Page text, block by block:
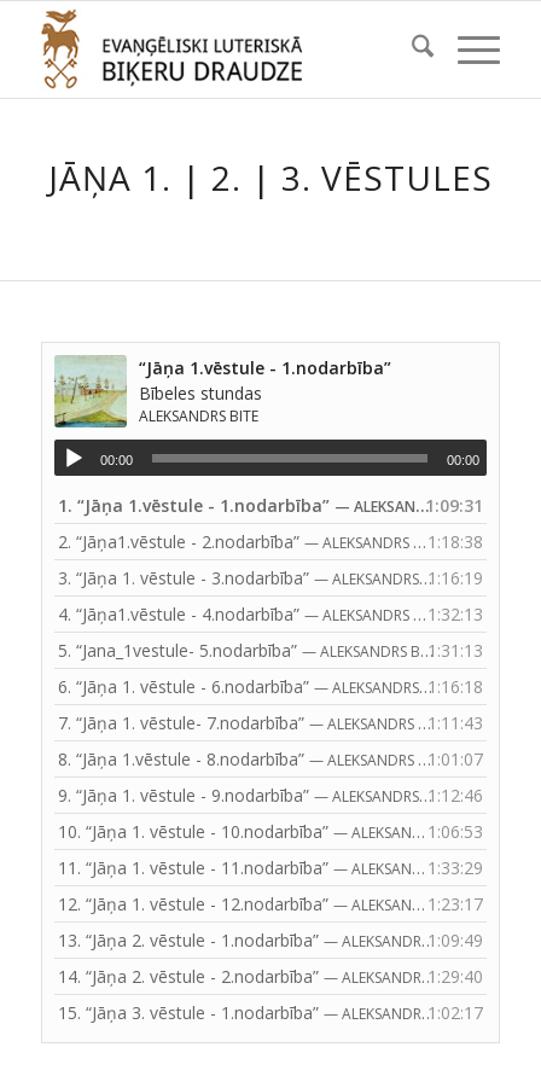
JĀŅA 1. | 2. | 3. VĒSTULES
“Jāņa 1.vēstule - 1.nodarbība”
Bībeles stundas
ALEKSANDRS BITE
00:00 00:00
1. “Jāņa 1.vēstule - 1.nodarbība” — ALEKSANDRS BITE 1:09:31
2. “Jāņa1.vēstule - 2.nodarbība” — ALEKSANDRS BITE
1:18:38
3. “Jāņa 1. vēstule - 3.nodarbība” — ALEKSANDRS BITE 1:16:19
4. “Jāņa1.vēstule - 4.nodarbība” — ALEKSANDRS BITE
1:32:13
5. “Jana_1vestule- 5.nodarbība” — ALEKSANDRS BITE 1:31:13
6. “Jāņa 1. vēstule - 6.nodarbība” — ALEKSANDRS BITE 1:16:18
7. “Jāņa 1. vēstule- 7.nodarbība” — ALEKSANDRS BITE
1:11:43
8. “Jāņa 1.vēstule - 8.nodarbība” — ALEKSANDRS BITE
1:01:07
9. “Jāņa 1. vēstule - 9.nodarbība” — ALEKSANDRS BITE 1:12:46
10. “Jāņa 1. vēstule - 10.nodarbība” — ALEKSANDRS BITE
1:06:53
11. “Jāņa 1. vēstule - 11.nodarbība” — ALEKSANDRS BITE
1:33:29
12. “Jāņa 1. vēstule - 12.nodarbība” — ALEKSANDRS BITE
1:23:17
13. “Jāņa 2. vēstule - 1.nodarbība” — ALEKSANDRS BITE 1:09:49
14. “Jāņa 2. vēstule - 2.nodarbība” — ALEKSANDRS BITE 1:29:40
15. “Jāņa 3. vēstule - 1.nodarbība” — ALEKSANDRS BITE 1:02:17